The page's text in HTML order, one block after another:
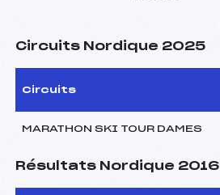
Circuits Nordique 2025
Circuits
MARATHON SKI TOUR DAMES
Résultats Nordique 2016